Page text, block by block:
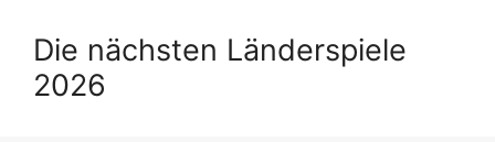
Die nächsten Länderspiele
2026